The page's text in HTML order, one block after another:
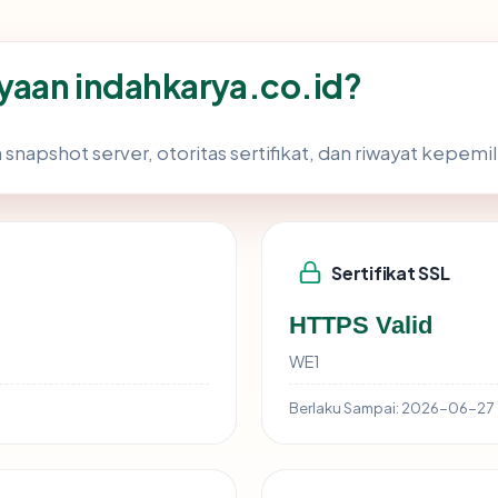
indahkarya.co.id?
snapshot server, otoritas sertifikat, dan riwayat
Sertifikat SSL
HTTPS Valid
WE1
Berlaku Sampai: 2026-06-27